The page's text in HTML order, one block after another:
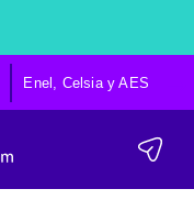
Enel, Celsia y AES